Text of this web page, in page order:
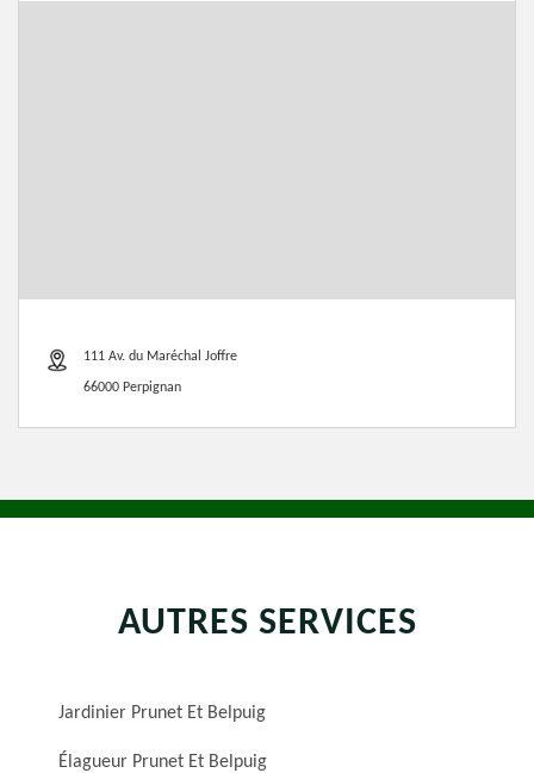
111 Av. du Maréchal Joffre
66000 Perpignan
AUTRES SERVICES
Jardinier Prunet Et Belpuig
Élagueur Prunet Et Belpuig